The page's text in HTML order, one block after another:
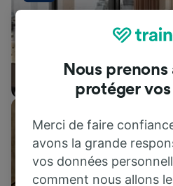
Hébergements
Nous
protéger
Merci de faire
avons la grande
vos données
comment nous allons